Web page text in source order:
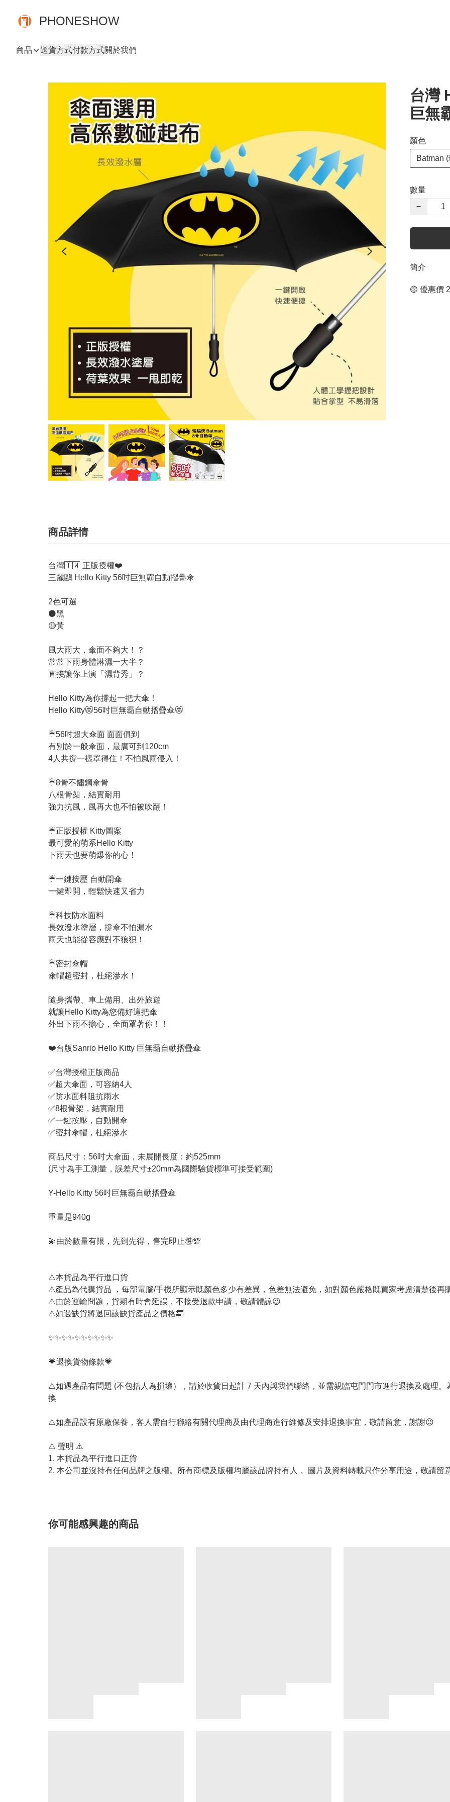
PHONESHOW
商品 送貨方式付款方式關於我們
台灣
巨無
顏色
Batman (
數量
−
簡介
🟡 優惠價
商品詳情
台灣🇹🇼 正版授權❤️
三麗鷗 Hello Kitty 56吋巨無霸自動摺疊傘
2色可選
⚫黑
🟡黃
風大雨大，傘面不夠大！？
常常下雨身體淋濕一大半？
直接讓你上演「濕背秀」？
Hello Kitty為你撐起一把大傘！
Hello Kitty😻56吋巨無霸自動摺疊傘😻
☔56吋超大傘面 面面俱到
有別於一般傘面，最廣可到120cm
4人共撐一樣罩得住！不怕風雨侵入！
☔8骨不鏽鋼傘骨
八根骨架，結實耐用
強力抗風，風再大也不怕被吹翻！
☔正版授權 Kitty圖案
最可愛的萌系Hello Kitty
下雨天也要萌爆你的心！
☔一鍵按壓 自動開傘
一鍵即開，輕鬆快速又省力
☔科技防水面料
長效潑水塗層，撐傘不怕漏水
雨天也能從容應對不狼狽！
☔密封傘帽
傘帽超密封，杜絕滲水！
隨身攜帶、車上備用、出外旅遊
就讓Hello Kitty為您備好這把傘
外出下雨不擔心，全面罩著你！！
❤️台版Sanrio Hello Kitty 巨無霸自動摺疊傘
✅台灣授權正版商品
✅超大傘面，可容納4人
✅防水面料阻抗雨水
✅8根骨架，結實耐用
✅一鍵按壓，自動開傘
✅密封傘帽，杜絕滲水
商品尺寸：56吋大傘面，未展開長度：約525mm
(尺寸為手工測量，誤差尺寸±20mm為國際驗貨標準可接受範圍)
Y-Hello Kitty 56吋巨無霸自動摺疊傘
重量是940g
💫由於數量有限，先到先得，售完即止🉐💯
⚠️本貨品為平行進口貨
⚠產品為代購貨品 ，每部電腦/手機所顯示既顏色多少有差異，色差無法避免，如對顏色嚴格既買家考慮清楚後再
⚠由於運輸問題，貨期有時會延誤，不接受退款申請，敬請體諒😉
⚠如遇缺貨將退回該缺貨產品之價格🔙
✨✨✨✨✨✨✨✨✨✨
💗退換貨物條款💗
⚠️如遇產品有問題 (不包括人為損壞），請於收貨日起計 7 天內與我們聯絡，並需親臨屯門門市進行退換及處理
換
⚠️如產品設有原廠保養，客人需自行聯絡有關代理商及由代理商進行維修及安排退換事宜，敬請留意，謝謝😉
⚠️ 聲明 ⚠️
1. 本貨品為平行進口正貨
2. 本公司並沒持有任何品牌之版權。所有商標及版權均屬該品牌持有人， 圖片及資料轉載只作分享用途，敬請留
你可能感興趣的商品